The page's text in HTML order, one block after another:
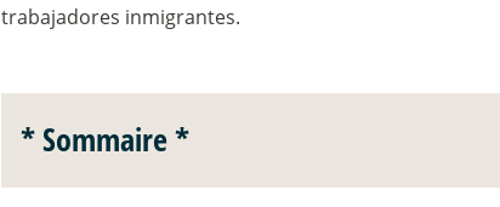
trabajadores inmigrantes.
* Sommaire *